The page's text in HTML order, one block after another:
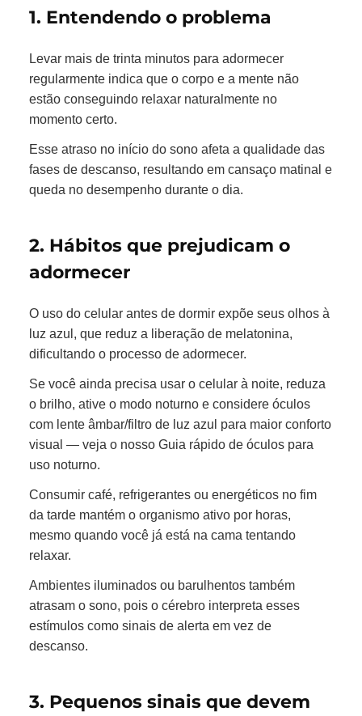
1. Entendendo o problema
Levar mais de trinta minutos para adormecer
regularmente indica que o corpo e a mente não
estão conseguindo relaxar naturalmente no
momento certo.
Esse atraso no início do sono afeta a qualidade das
fases de descanso, resultando em cansaço matinal e
queda no desempenho durante o dia.
2. Hábitos que prejudicam o
adormecer
O uso do celular antes de dormir expõe seus olhos à
luz azul, que reduz a liberação de melatonina,
dificultando o processo de adormecer.
Se você ainda precisa usar o celular à noite, reduza
o brilho, ative o modo noturno e considere óculos
com lente âmbar/filtro de luz azul para maior conforto
visual — veja o nosso Guia rápido de óculos para
uso noturno.
Consumir café, refrigerantes ou energéticos no fim
da tarde mantém o organismo ativo por horas,
mesmo quando você já está na cama tentando
relaxar.
Ambientes iluminados ou barulhentos também
atrasam o sono, pois o cérebro interpreta esses
estímulos como sinais de alerta em vez de
descanso.
3. Pequenos sinais que devem